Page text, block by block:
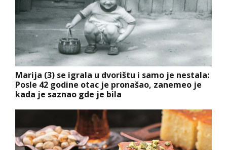
Marija (3) se igrala u dvorištu i samo je nestala:
Posle 42 godine otac je pronašao, zanemeo je
kada je saznao gde je bila